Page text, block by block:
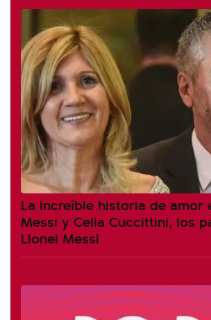
La increíble historia de amor
Messi y Celia Cuccittini, los
Lionel Messi